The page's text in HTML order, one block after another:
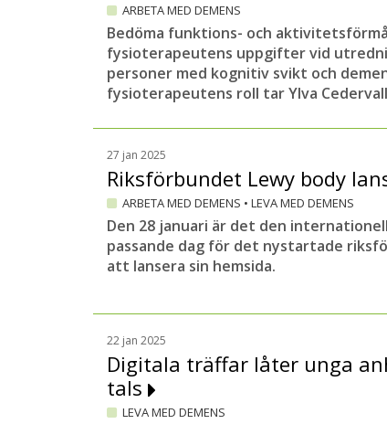
ARBETA MED DEMENS
Bedöma funktions- och
fysioterapeutens uppgifter vid
personer med kognitiv svikt och
fysioterapeutens roll tar Ylva
27 jan 2025
Riksförbundet Lewy body
ARBETA MED DEMENS • LEVA MED DEMENS
Den 28 januari är det den
passande dag för det nystartade
att lansera sin hemsida.
22 jan 2025
Digitala träffar låter unga
tals
LEVA MED DEMENS